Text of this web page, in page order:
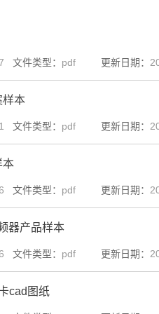
文件类型： pdf 更新日期：
样本
文件类型： pdf 更新日期：
本
文件类型： pdf 更新日期：
器产品样本
文件类型： pdf 更新日期：
cad图纸